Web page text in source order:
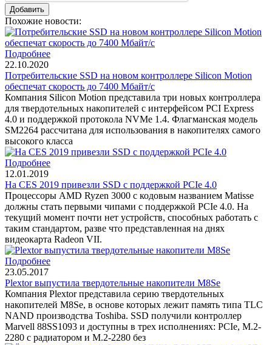
Похожие новости:
Подробнее
22.10.2020
Потребительские SSD на новом контроллере Silicon Motion
обеспечат скорость до 7400 Мбайт/с
Компания Silicon Motion представила три новых контроллера
для твердотельных накопителей с интерфейсом PCI Express
4.0 и поддержкой протокола NVMe 1.4. Флагманская модель
SM2264 рассчитана для использования в накопителях самого
высокого класса
Подробнее
12.01.2019
На CES 2019 привезли SSD с поддержкой PCIe 4.0
Процессоры AMD Ryzen 3000 с кодовым названием Matisse
должны стать первыми чипами с поддержкой PCIe 4.0. На
текущий момент почти нет устройств, способных работать с
таким стандартом, разве что представленная на днях
видеокарта Radeon VII.
Подробнее
23.05.2017
Plextor выпустила твердотельные накопители M8Se
Компания Plextor представила серию твердотельных
накопителей M8Se, в основе которых лежит память типа TLC
NAND производства Toshiba. SSD получили контроллер
Marvell 88SS1093 и доступны в трех исполнениях: PCIe, M.2-
2280 с радиатором и M.2-2280 без